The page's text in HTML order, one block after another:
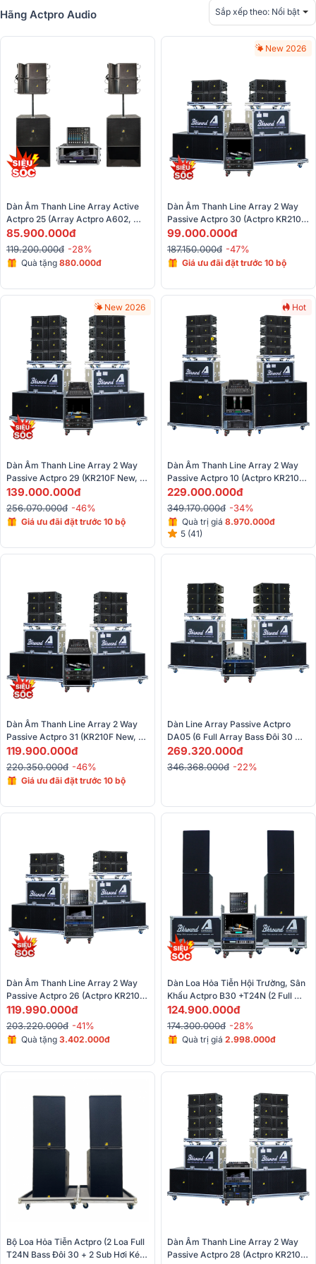
Hãng Actpro Audio Sắp xếp theo: Nổi bật
Dàn Âm Thanh Line Array Active
Actpro 25 (Array Actpro A602,
Alto Truemix 800FX, Bksound
KP500, Bksound M200)
85.900.000đ
119.200.000đ -28%
Quà tặng 880.000đ
New 2026
Dàn Âm Thanh Line Array 2 Way
Passive Actpro 30 (Actpro KR210F
New, KR28F New, UTA1802DSP,
UTA1804DSP,...)
99.000.000đ
187.150.000đ -47%
Giá ưu đãi đặt trước 10 bộ
New 2026
Dàn Âm Thanh Line Array 2 Way
Passive Actpro 29 (KR210F New,
KR28F New, UTA1802DSP,
UTA1804DSP, Alto TMD16, VIP
3000)
139.000.000đ
256.070.000đ -46%
Giá ưu đãi đặt trước 10 bộ
Hot
Dàn Âm Thanh Line Array 2 Way
Passive Actpro 10 (Actpro KR210F,
KR28F, PQM13 II, MEGA2500, Alto
TMD16, BS-790s,..)
229.000.000đ
349.170.000đ -34%
Quà trị giá 8.970.000đ
5 (41)
Dàn Âm Thanh Line Array 2 Way
Passive Actpro 31 (KR210F New,
KR28F New, UTA1802DSP,
UTA1804DSP, Alto TMD16, BCE
UGX12)
119.900.000đ
220.350.000đ -46%
Giá ưu đãi đặt trước 10 bộ
Dàn Line Array Passive Actpro
DA05 (6 Full Array Bass Đôi 30
HQL 212 + 2 Sub Hơi Bass Đôi 50 +
2 Đẩy...)
269.320.000đ
346.368.000đ -22%
Dàn Âm Thanh Line Array 2 Way
Passive Actpro 26 (Actpro KR210F
New, Actpro KR28F New, Actpro
QD4.13, Alto Live1604,...)
119.990.000đ
203.220.000đ -41%
Quà tặng 3.402.000đ
Dàn Loa Hỏa Tiễn Hội Trường, Sân
Khấu Actpro B30 +T24N (2 Full
Array Bass Đôi 30 + 2 Sub Hơi
Bass Đôi 40, QD4.13...)
124.900.000đ
174.300.000đ -28%
Quà trị giá 2.998.000đ
Bộ Loa Hỏa Tiễn Actpro (2 Loa Full
T24N Bass Đôi 30 + 2 Sub Hơi Kép
Dàn Âm Thanh Line Array 2 Way
Passive Actpro 28 (Actpro KR210F